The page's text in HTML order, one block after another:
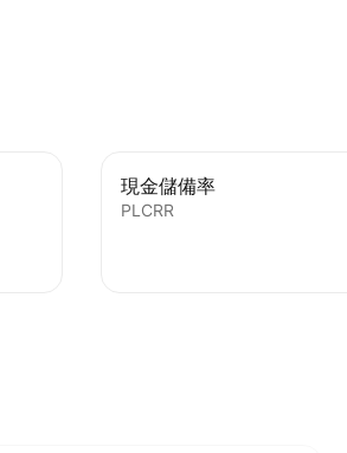
現金儲備率
PLCRR